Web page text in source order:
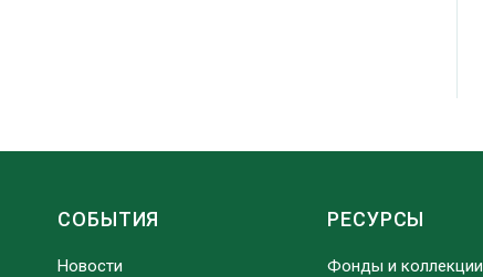
СОБЫТИЯ
Новости
РЕСУРСЫ
Фонды и коллекции